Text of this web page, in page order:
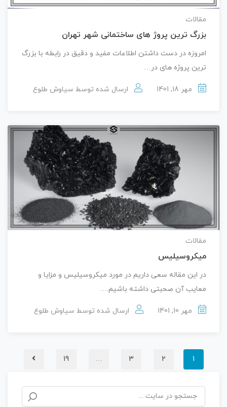
مقالات
بزرگ ترین پروژ های ساختمانی شهر تهران
امروزه در دست داشتن اطلاعات مفید و دقیق در رابطه با بزرگ
ترین پروژه های در…
مهر 18, 1401 ارسال شده توسط سیاوش طلوع
مقالات
میکروسیلیس
در این مقاله سعی داریم در مورد میکروسیلیس و مزایا و
معایب آن صحبتی داشته باشیم.…
مهر 10, 1401 ارسال شده توسط سیاوش طلوع
1
2
3
…
19